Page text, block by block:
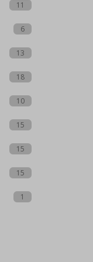
11
6
13
18
10
15
15
15
1